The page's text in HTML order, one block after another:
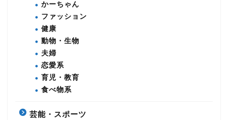
かーちゃん
ファッション
健康
動物・生物
夫婦
恋愛系
育児・教育
食べ物系
芸能・スポーツ